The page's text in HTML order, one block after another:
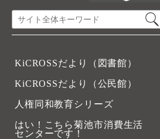
KiCROSSだより（図書館）
KiCROSSだより（公民館）
人権同和教育シリーズ
はい！こちら菊池市消費生活
センターです！